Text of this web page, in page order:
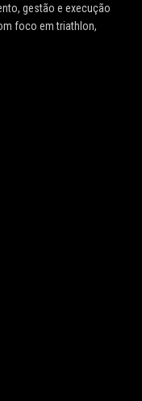
gestão e execução
foco em triathlon,